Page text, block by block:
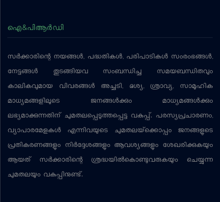
ഐ&പിആര്‍ഡി
സര്‍ക്കാരിന്റെ നയങ്ങള്‍, പദ്ധതികള്‍, പരിപാടികള്‍ സംരംഭങ്ങള്‍,
നേട്ടങ്ങള്‍ തുടങ്ങിയവ സംബന്ധിച്ച സമയബന്ധിതവും
കാലികവുമായ വിവരങ്ങള്‍ അച്ചടി, ദൃശ്യ, ശ്രാവ്യ, സാമൂഹിക
മാധ്യമങ്ങളിലൂടെ ജനങ്ങള്‍ക്കും മാധ്യമങ്ങള്‍ക്കും
ലഭ്യമാക്കുന്നതിന് ചുമതലപ്പെടുത്തപ്പെട്ട വകുപ്പ്. പരസ്യപ്രചാരണം,
വ്യാപാരമേളകള്‍ എന്നിവയുടെ ചുമതലയ്‌ക്കൊപ്പം ജനങ്ങളുടെ
പ്രതികരണങ്ങളും നിര്‍ദ്ദേശങ്ങളും ആവശ്യങ്ങളും ശേഖരിക്കുകയും
ആയത് സര്‍ക്കാരിന്റെ ശ്രദ്ധയില്‍കൊണ്ടുവരുകയും ചെയ്യുന്ന
ചുമതലയും വകുപ്പിനുണ്ട്.